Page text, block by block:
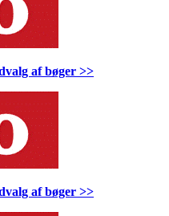
af bøger >>
af bøger >>